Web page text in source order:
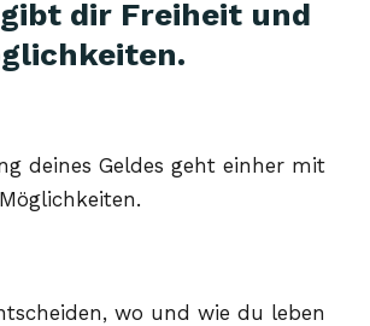
dir Freiheit und
deines Geldes geht einher mit
wo und wie du leben